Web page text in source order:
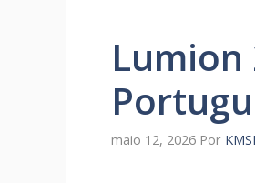
Lumion
maio 12, 2026 Por